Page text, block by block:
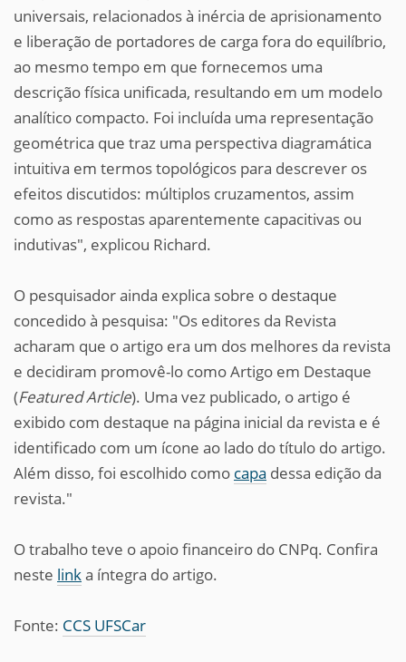
universais, relacionados à inércia de aprisionamento
e liberação de portadores de carga fora do equilíbrio,
ao mesmo tempo em que fornecemos uma
descrição física unificada, resultando em um modelo
analítico compacto. Foi incluída uma representação
geométrica que traz uma perspectiva diagramática
intuitiva em termos topológicos para descrever os
efeitos discutidos: múltiplos cruzamentos, assim
como as respostas aparentemente capacitivas ou
indutivas", explicou Richard.
O pesquisador ainda explica sobre o destaque
concedido à pesquisa: "Os editores da Revista
acharam que o artigo era um dos melhores da revista
e decidiram promovê-lo como Artigo em Destaque
(Featured Article). Uma vez publicado, o artigo é
exibido com destaque na página inicial da revista e é
identificado com um ícone ao lado do título do artigo.
Além disso, foi escolhido como capa dessa edição da
revista."
O trabalho teve o apoio financeiro do CNPq. Confira
neste linka íntegra do artigo.
Fonte: CCS UFSCar